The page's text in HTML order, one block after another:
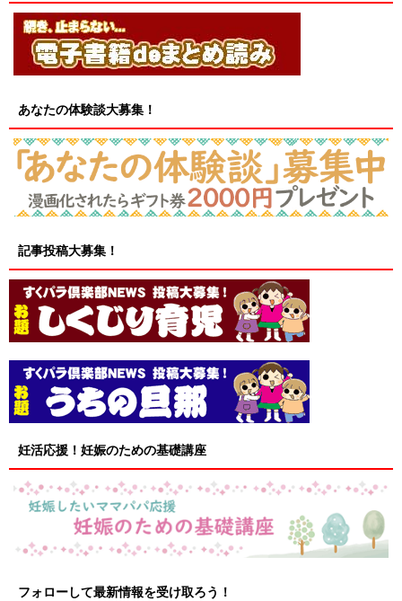
あなたの体験談大募集！
記事投稿大募集！
妊活応援！妊娠のための基礎講座
フォローして最新情報を受け取ろう！